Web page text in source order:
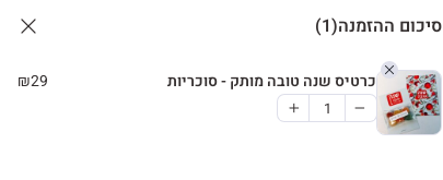
סיכום ההזמנה(1)
כרטיס שנה טובה מותק - סוכריות ₪29